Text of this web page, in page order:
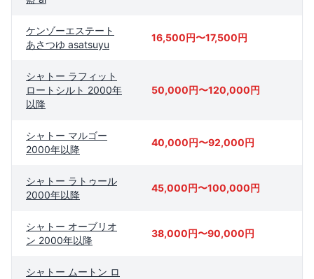
ケンゾーエステート
あさつゆ asatsuyu
16,500円〜17,500円
シャトー ラフィット
ロートシルト 2000年
以降
50,000円〜120,000円
シャトー マルゴー
2000年以降
40,000円〜92,000円
シャトー ラトゥール
2000年以降
45,000円〜100,000円
シャトー オーブリオ
ン 2000年以降
38,000円〜90,000円
シャトー ムートン ロ